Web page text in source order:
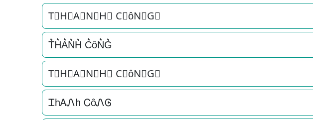
T⃗H⃗A⃗N⃗H⃗ C⃗ôN⃗G⃗
T͛H͛A͛N͛H͛ C͛ôN͛G͛
T⃒H⃒A⃒N⃒H⃒ C⃒ôN⃒G⃒
ᏆhᎪᏁh ᏟôᏁᎶ